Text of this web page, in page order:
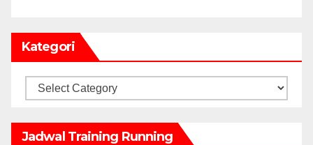
Kategori
Kategori
Jadwal Training Running